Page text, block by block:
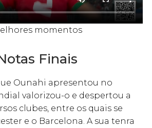
momentos
Finais
Ounahi apresentou no
valorizou-o e despertou a
clubes, entre os quais se
e o Barcelona. A sua tenra